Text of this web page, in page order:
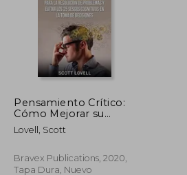
Pensamiento Crítico:
Cómo Mejorar su
Pensamiento Crítico y
Habilidades Para la
Problemas y Evitar los
25 Sesgos Cognitivos
Lovell, Scott
Bravex Publications, 2020,
Tapa Dura, Nuevo